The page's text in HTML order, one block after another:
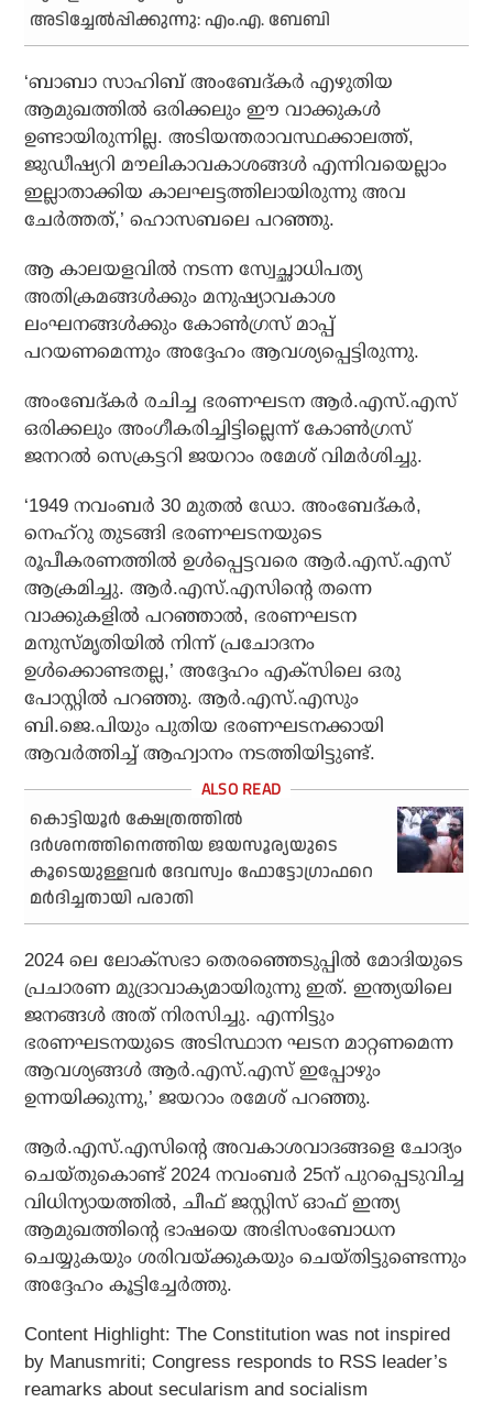
അടിച്ചേല്‍പ്പിക്കുന്നു: എം.എ. ബേബി
‘ബാബാ സാഹിബ് അംബേദ്കര്‍ എഴുതിയ
ആമുഖത്തില്‍ ഒരിക്കലും ഈ വാക്കുകള്‍
ഉണ്ടായിരുന്നില്ല. അടിയന്തരാവസ്ഥക്കാലത്ത്,
ജുഡീഷ്യറി മൗലികാവകാശങ്ങള്‍ എന്നിവയെല്ലാം
ഇല്ലാതാക്കിയ കാലഘട്ടത്തിലായിരുന്നു അവ
ചേര്‍ത്തത്,’ ഹൊസബലെ പറഞ്ഞു.
ആ കാലയളവില്‍ നടന്ന സ്വേച്ഛാധിപത്യ
അതിക്രമങ്ങള്‍ക്കും മനുഷ്യാവകാശ
ലംഘനങ്ങള്‍ക്കും കോണ്‍ഗ്രസ് മാപ്പ്
പറയണമെന്നും അദ്ദേഹം ആവശ്യപ്പെട്ടിരുന്നു.
അംബേദ്കര്‍ രചിച്ച ഭരണഘടന ആര്‍.എസ്.എസ്
ഒരിക്കലും അംഗീകരിച്ചിട്ടില്ലെന്ന് കോണ്‍ഗ്രസ്
ജനറല്‍ സെക്രട്ടറി ജയറാം രമേശ് വിമര്‍ശിച്ചു.
‘1949 നവംബര്‍ 30 മുതല്‍ ഡോ. അംബേദ്കര്‍,
നെഹ്റു തുടങ്ങി ഭരണഘടനയുടെ
രൂപീകരണത്തില്‍ ഉള്‍പ്പെട്ടവരെ ആര്‍.എസ്.എസ്
ആക്രമിച്ചു. ആര്‍.എസ്.എസിന്റെ തന്നെ
വാക്കുകളില്‍ പറഞ്ഞാല്‍, ഭരണഘടന
മനുസ്മൃതിയില്‍ നിന്ന് പ്രചോദനം
ഉള്‍ക്കൊണ്ടതല്ല,’ അദ്ദേഹം എക്സിലെ ഒരു
പോസ്റ്റില്‍ പറഞ്ഞു. ആര്‍.എസ്.എസും
ബി.ജെ.പിയും പുതിയ ഭരണഘടനക്കായി
ആവര്‍ത്തിച്ച് ആഹ്വാനം നടത്തിയിട്ടുണ്ട്.
കൊട്ടിയൂര്‍ ക്ഷേത്രത്തില്‍
ദര്‍ശനത്തിനെത്തിയ ജയസൂര്യയുടെ
കൂടെയുള്ളവര്‍ ദേവസ്വം ഫോട്ടോഗ്രാഫറെ
മര്‍ദിച്ചതായി പരാതി
2024 ലെ ലോക്സഭാ തെരഞ്ഞെടുപ്പില്‍ മോദിയുടെ
പ്രചാരണ മുദ്രാവാക്യമായിരുന്നു ഇത്. ഇന്ത്യയിലെ
ജനങ്ങള്‍ അത് നിരസിച്ചു. എന്നിട്ടും
ഭരണഘടനയുടെ അടിസ്ഥാന ഘടന മാറ്റണമെന്ന
ആവശ്യങ്ങള്‍ ആര്‍.എസ്.എസ് ഇപ്പോഴും
ഉന്നയിക്കുന്നു,’ ജയറാം രമേശ് പറഞ്ഞു.
ആര്‍.എസ്.എസിന്റെ അവകാശവാദങ്ങളെ ചോദ്യം
ചെയ്തുകൊണ്ട് 2024 നവംബര്‍ 25ന് പുറപ്പെടുവിച്ച
വിധിന്യായത്തില്‍, ചീഫ് ജസ്റ്റിസ് ഓഫ് ഇന്ത്യ
ആമുഖത്തിന്റെ ഭാഷയെ അഭിസംബോധന
ചെയ്യുകയും ശരിവയ്ക്കുകയും ചെയ്തിട്ടുണ്ടെന്നും
അദ്ദേഹം കൂട്ടിച്ചേര്‍ത്തു.
Content Highlight:The Constitution was not inspired
by Manusmriti; Congress responds to RSS leader’s
reamarks about secularism and socialism